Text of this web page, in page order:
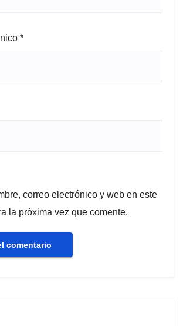
*
correo electrónico y web en este
la próxima vez que comente.